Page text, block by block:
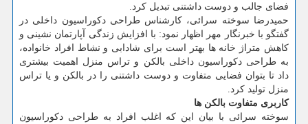
فضای جالب و دوست داشتنی تبدیل كرد.
حمیدرضا سوخته سرائی، كارشناس طراحی دكوراسیون داخلی در
گفتگو با خبرنگار مهر اظهار نمود: با افزایش زندگی آپارتمان نشینی و
كاهش متراژ خانه ها بهتر است برای شادابی و نشاط افراد خانواده،
به طراحی دكوراسیون داخلی بالكن و تراس منزل اهمیت بیشتری
داد تا بتوان فضایی متفاوت و دوست داشتنی را در بالكن و یا تراس
منزل تولید كرد.
كاربری متفاوت بالكن ها
سوخته سرائی با بیان این كه اغلب افراد به طراحی دكوراسیون